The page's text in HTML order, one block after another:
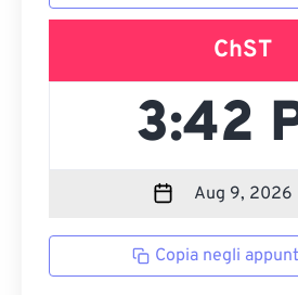
ChST
Copia negli